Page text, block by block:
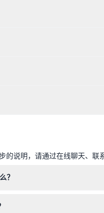
说明，请通过在线聊天、
？